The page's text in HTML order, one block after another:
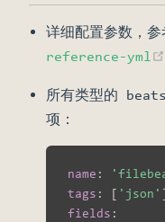
详细配置参数，
reference-yml
所有类型的
项：
name :
tags : [ 'json'
fields :